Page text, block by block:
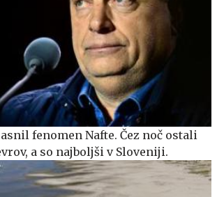
fenomen Nafte. Čez noč ostali
a so najboljši v Sloveniji.